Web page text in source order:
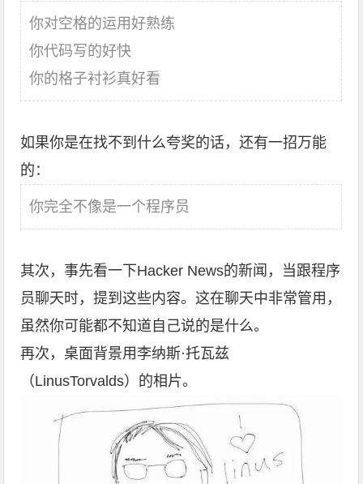
你对空格的运用好熟练
你代码写的好快
你的格子衬衫真好看
如果你是在找不到什么夸奖的话，还有一招万能
的：
你完全不像是一个程序员
其次，事先看一下Hacker News的新闻，当跟程序
员聊天时，提到这些内容。这在聊天中非常管用，
虽然你可能都不知道自己说的是什么。
再次，桌面背景用李纳斯·托瓦兹
（LinusTorvalds）的相片。